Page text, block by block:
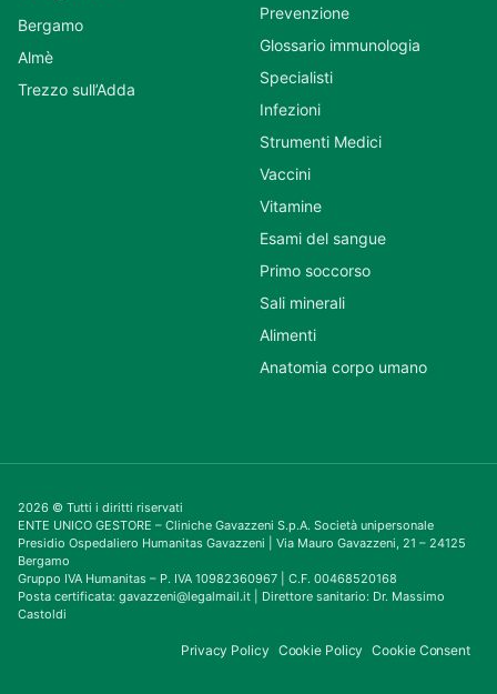
Bergamo
Almè
Trezzo sull’Adda
Prevenzione
Glossario immunologia
Specialisti
Infezioni
Strumenti Medici
Vaccini
Vitamine
Esami del sangue
Primo soccorso
Sali minerali
Alimenti
Anatomia corpo umano
2026 © Tutti i diritti riservati
ENTE UNICO GESTORE – Cliniche Gavazzeni S.p.A. Società unipersonale
Presidio Ospedaliero Humanitas Gavazzeni | Via Mauro Gavazzeni, 21 – 24125
Bergamo
Gruppo IVA Humanitas – P. IVA 10982360967 | C.F. 00468520168
Posta certificata: gavazzeni@legalmail.it | Direttore sanitario: Dr. Massimo
Castoldi
Privacy Policy Cookie Policy Cookie Consent